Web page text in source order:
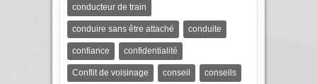
conducteur de train
conduire sans être attaché conduite
confiance confidentialité
Conflit de voisinage conseil conseils